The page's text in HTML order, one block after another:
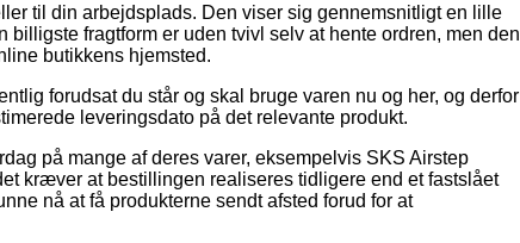
til din arbejdsplads. Den viser sig gennemsnitligt en lille
fragtform er uden tvivl selv at hente ordren, men den
butikkens hjemsted.
forudsat du står og skal bruge varen nu og her, og derfor
leveringsdato på det relevante produkt.
på mange af deres varer, eksempelvis SKS Airstep
kræver at bestillingen realiseres tidligere end et fastslået
nå at få produkterne sendt afsted forud for at